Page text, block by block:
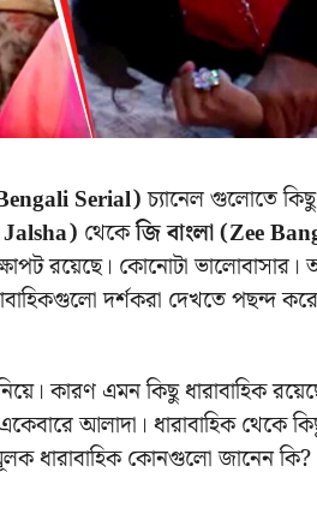
Serial)চ্যানেল গুলোতে কিছু
থেকেজি বাংলা (Zee
রয়েছে। কোনোটা
দর্শকরা দেখতে পছন্দ
কারণ এমন কিছু ধারাবাহিক
আলাদা। ধারাবাহিক থেকে
ধারাবাহিক কোনগুলো জানেন কি?